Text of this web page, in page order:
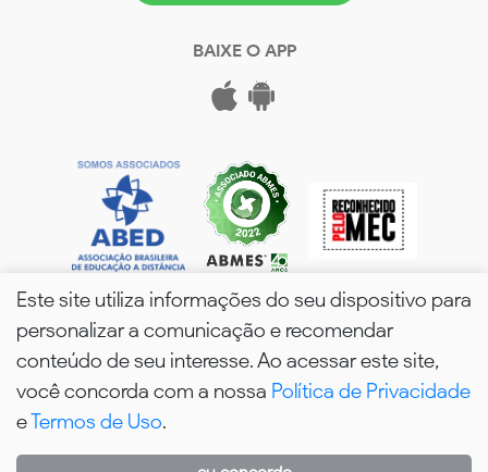
BAIXE O APP
wPós - 2026. Todos os Direitos Reservados.
Este site utiliza informações do seu dispositivo para
personalizar a comunicação e recomendar
conteúdo de seu interesse. Ao acessar este site,
você concorda com a nossa Política de Privacidade
eTermos de Uso.